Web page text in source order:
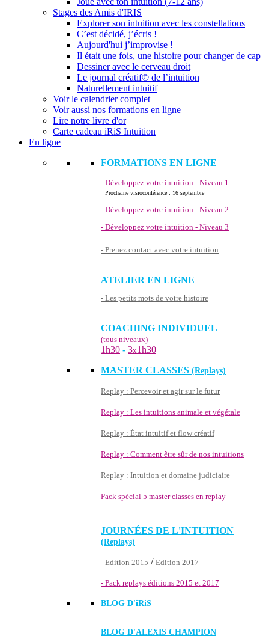
Stages des Amis d'IRIS
Explorer son intuition avec les constellations
C’est décidé, j’écris !
Aujourd'hui j’improvise !
Il était une fois, une histoire pour changer de cap
Dessiner avec le cerveau droit
Le journal créatif© de l’intuition
Naturellement intuitif
Voir le calendrier complet
Voir aussi nos formations en ligne
Lire notre livre d'or
Carte cadeau iRiS Intuition
En ligne
FORMATIONS EN LIGNE
- Développez votre intuition - Niveau 1
Prochaine visioconférence : 16 septembre
- Développez votre intuition - Niveau 2
- Développez votre intuition - Niveau 3
- Prenez contact avec votre intuition
ATELIER EN LIGNE
- Les petits mots de votre histoire
COACHING INDIVIDUEL
(tous niveaux)
1h30 - 3x1h30
MASTER CLASSES (Replays)
Replay : Percevoir et agir sur le futur
Replay : Les intuitions animale et végétale
Replay : État intuitif et flow créatif
Replay : Comment être sûr de nos intuitions
Replay : Intuition et domaine judiciaire
Pack spécial 5 master classes en replay
JOURNÉES DE L'INTUITION
(Replays)
- Edition 2015 / Edition 2017
- Pack replays éditions 2015 et 2017
BLOG D'iRiS
BLOG D'ALEXIS CHAMPION